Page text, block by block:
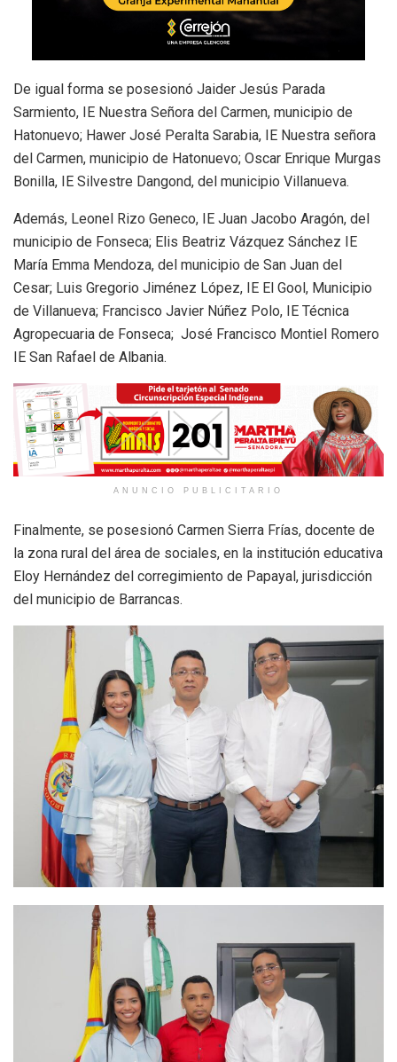
De igual forma se posesionó Jaider Jesús Parada
Sarmiento, IE Nuestra Señora del Carmen, municipio de
Hatonuevo; Hawer José Peralta Sarabia, IE Nuestra señora
del Carmen, municipio de Hatonuevo; Oscar Enrique Murgas
Bonilla, IE Silvestre Dangond, del municipio Villanueva.
Además, Leonel Rizo Geneco, IE Juan Jacobo Aragón, del
municipio de Fonseca; Elis Beatriz Vázquez Sánchez IE
María Emma Mendoza, del municipio de San Juan del
Cesar; Luis Gregorio Jiménez López, IE El Gool, Municipio
de Villanueva; Francisco Javier Núñez Polo, IE Técnica
Agropecuaria de Fonseca; José Francisco Montiel Romero
IE San Rafael de Albania.
ANUNCIO PUBLICITARIO
Finalmente, se posesionó Carmen Sierra Frías, docente de
la zona rural del área de sociales, en la institución educativa
Eloy Hernández del corregimiento de Papayal, jurisdicción
del municipio de Barrancas.